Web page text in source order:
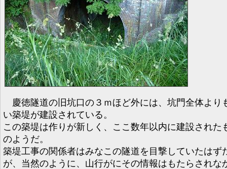
慶徳隧道の旧坑口の３ｍほど外には、坑門全体より
い築堤が建設されている。
この築堤は作りが新しく、ここ数年以内に建設された
のようだ。
築堤工事の関係者はみなこの隧道を目撃していたはず
が、当然のように、山行がにその情報はもたらされな